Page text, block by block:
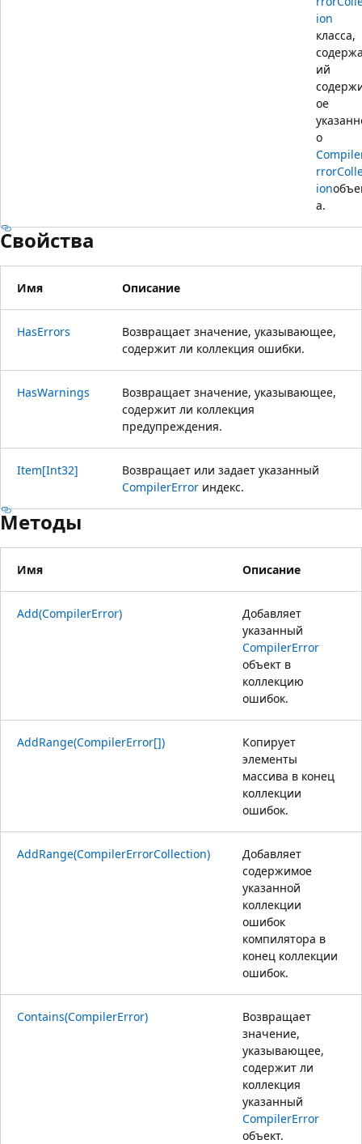
ion
класса,
ий
ое
о
ion
а.
Свойства
Имя Описание
HasErrors
Возвращает значение, указывающее,
содержит ли коллекция ошибки.
HasWarnings
Возвращает значение, указывающее,
содержит ли коллекция
предупреждения.
Item[Int32]
Возвращает или задает указанный
CompilerError индекс.
Методы
Имя Описание
Add(CompilerError)
Добавляет
указанный
CompilerError
объект в
коллекцию
ошибок.
AddRange(CompilerError[])
Копирует
элементы
массива в конец
коллекции
ошибок.
AddRange(CompilerErrorCollection)
Добавляет
содержимое
указанной
коллекции
ошибок
компилятора в
конец коллекции
ошибок.
Contains(CompilerError)
Возвращает
значение,
указывающее,
содержит ли
коллекция
указанный
CompilerError
объект.